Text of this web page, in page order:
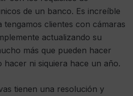
de un banco. Es increíble
tengamos clientes con cámaras
actualizando su
más que pueden hacer
hacer ni siquiera hace un año.
tienen una resolución y